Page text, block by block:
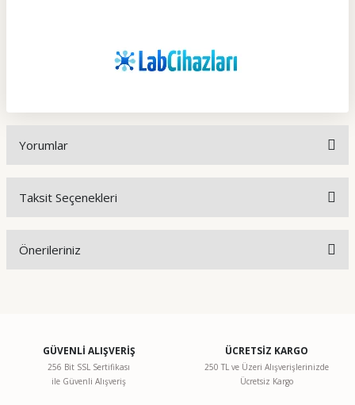
Yorumlar
Taksit Seçenekleri
Önerileriniz
Görüş ve önerileriniz için teşekkür ederiz.
Ürün resmi kalitesiz, bozuk veya görüntülenemiyor.
GÜVENLİ ALIŞVERİŞ
256 Bit SSL Sertifikası
ile Güvenli Alışveriş
ÜCRETSİZ KARGO
250 TL ve Üzeri Alışverişlerinizde
Ücretsiz Kargo